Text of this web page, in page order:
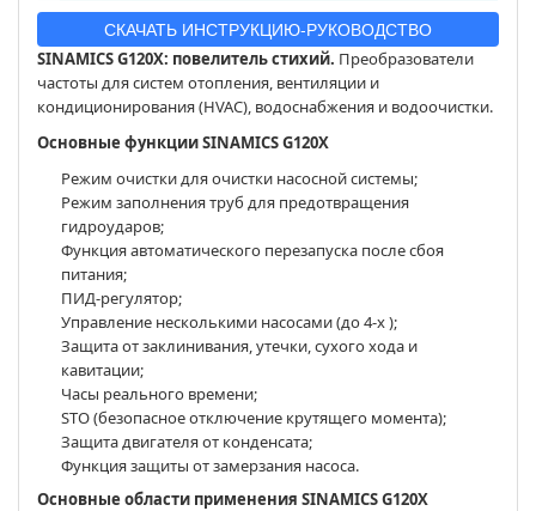
СКАЧАТЬ ИНСТРУКЦИЮ-РУКОВОДСТВО
SINAMICS G120X: повелитель стихий. Преобразователи
частоты для систем отопления, вентиляции и
кондиционирования (HVAC), водоснабжения и водоочистки.
Основные функции SINAMICS G120X
Режим очистки для очистки насосной системы;
Режим заполнения труб для предотвращения
гидроударов;
Функция автоматического перезапуска после сбоя
питания;
ПИД-регулятор;
Управление несколькими насосами (до 4-х );
Защита от заклинивания, утечки, сухого хода и
кавитации;
Часы реального времени;
STO (безопасное отключение крутящего момента);
Защита двигателя от конденсата;
Функция защиты от замерзания насоса.
Основные области применения SINAMICS G120X